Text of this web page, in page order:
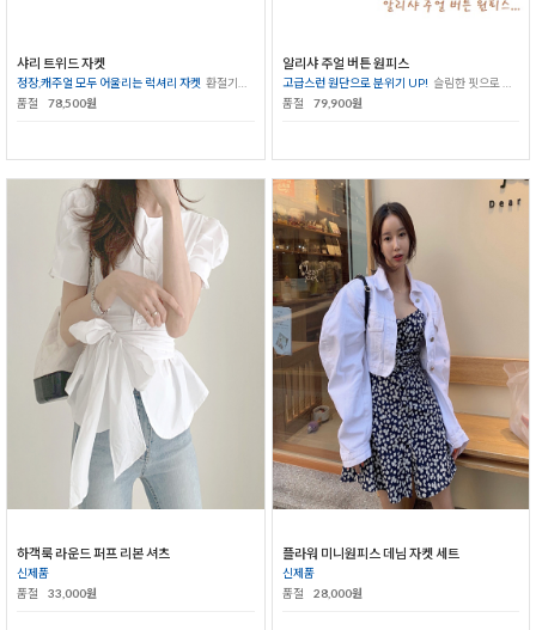
샤리 트위드 자켓
정장,캐주얼 모두 어울리는 럭셔리 자켓 환절기에도 간지나게~
품절
78,500원
알리샤 주얼 버튼 원피스
고급스런 원단으로 분위기 UP! 슬림한 핏으로 날씨함도 함께
품절
79,900원
하객룩 라운드 퍼프 리본 셔츠
신제품
품절
33,000원
플라워 미니원피스 데님 자켓 세트
신제품
품절
28,000원